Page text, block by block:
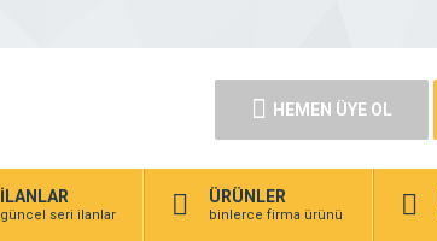
HEMEN ÜYE OL
İLANLAR
güncel seri ilanlar
ÜRÜNLER
binlerce firma ürünü